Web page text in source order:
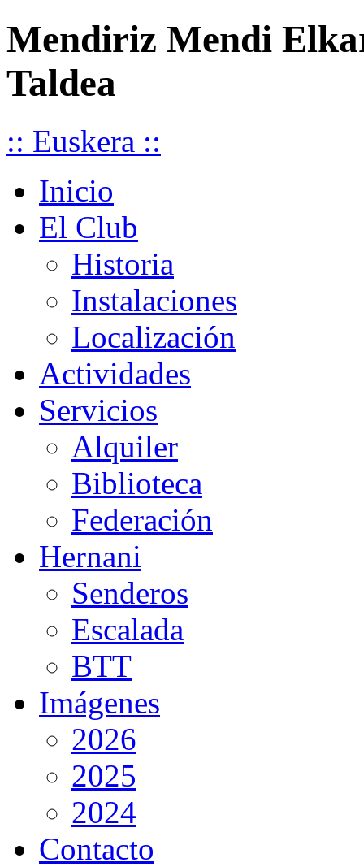
Mendiriz Mendi
Taldea
:: Euskera ::
Inicio
El Club
Historia
Instalaciones
Localización
Actividades
Servicios
Alquiler
Biblioteca
Federación
Hernani
Senderos
Escalada
BTT
Imágenes
2026
2025
2024
Contacto